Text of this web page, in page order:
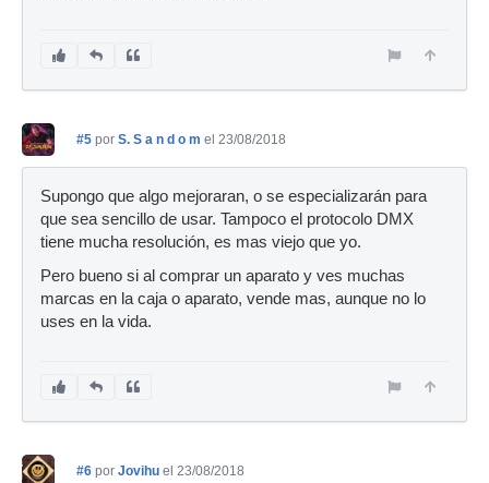
#5 por S. S a n d o m el 23/08/2018
Supongo que algo mejoraran, o se especializarán para
que sea sencillo de usar. Tampoco el protocolo DMX
tiene mucha resolución, es mas viejo que yo.
Pero bueno si al comprar un aparato y ves muchas
marcas en la caja o aparato, vende mas, aunque no lo
uses en la vida.
#6 por Jovihu el 23/08/2018